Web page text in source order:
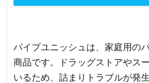
パイプユニッシュは、家庭用の
商品です。ドラッグストアやス
いるため、詰まりトラブルが発